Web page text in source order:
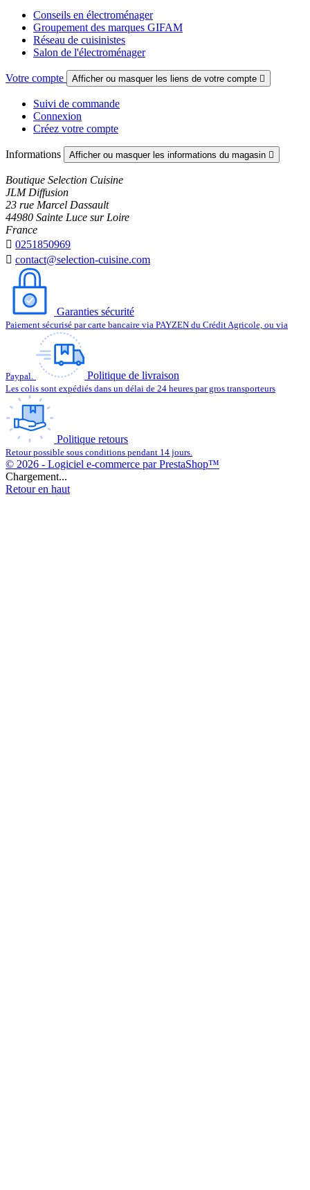
Conseils en électroménager
Groupement des marques GIFAM
Réseau de cuisinistes
Salon de l'électroménager
Votre compte Afficher ou masquer les liens de votre compte 
Suivi de commande
Connexion
Créez votre compte
Informations Afficher ou masquer les informations du magasin 
Boutique Selection Cuisine
JLM Diffusion
23 rue Marcel Dassault
44980 Sainte Luce sur Loire
France
 0251850969
 contact@selection-cuisine.com
Garanties sécurité
Paiement sécurisé par carte bancaire via PAYZEN du Crédit Agricole, ou via
Paypal. Politique de livraison
Les colis sont expédiés dans un délai de 24 heures par gros transporteurs
Politique retours
Retour possible sous conditions pendant 14 jours.
© 2026 - Logiciel e-commerce par PrestaShop™
Chargement...
Retour en haut